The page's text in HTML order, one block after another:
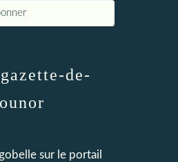
de-
sur le portail